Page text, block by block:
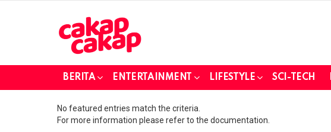
BERITA ENTERTAINMENT LIFESTYLE SCI-TECH
No featured entries match the criteria.
For more information please refer to the documentation.